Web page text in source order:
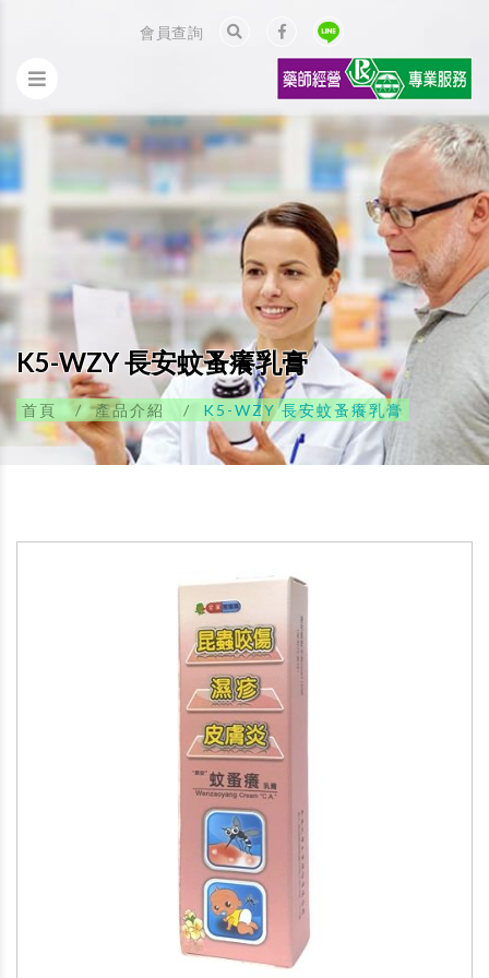
會員查詢
K5-WZY 長安蚊蚤癢乳膏
首頁 產品介紹 K5-WZY 長安蚊蚤癢乳膏